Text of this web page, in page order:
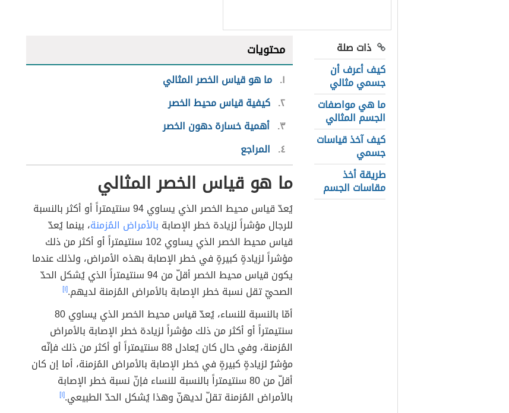
ذات صلة
كيف أعرف أن
جسمي مثالي
ما هي مواصفات
الجسم المثالي
كيف آخذ قياسات
جسمي
طريقة أخذ
مقاسات الجسم
محتويات
١ ما هو قياس الخصر المثالي
٢ كيفية قياس محيط الخصر
٣ أهمية خسارة دهون الخصر
٤ المراجع
ما هو قياس الخصر المثالي
يُعدّ قياس محيط الخصر الذي يساوي 94 سنتيمتراً أو أكثر بالنسبة
للرجال مؤشراً لزيادة خطر الإصابة بالأمراض المُزمنة، بينما يُعدّ
قياس محيط الخصر الذي يساوي 102 سنتيمتراً أو أكثر من ذلك
مؤشراً لزيادةٍ كبيرةٍ في خطر الإصابة بهذه الأمراض، ولذلك عندما
يكون قياس محيط الخصر أقلّ من 94 سنتيمتراً الذي يُشكل الحدّ
الصحيّ تقل نسبة خطر الإصابة بالأمراض المُزمنة لديهم.[١]
أمّا بالنسبة للنساء، يُعدّ قياس محيط الخصر الذي يساوي 80
سنتيمتراً أو أكثر من ذلك مؤشراً لزيادة خطر الإصابة بالأمراض
المُزمنة، وفي حال كان يُعادل 88 سنتيمتراً أو أكثر من ذلك فإنّه
مؤشرٌ لزيادةٍ كبيرةٍ في خطر الإصابة بالأمراض المُزمنة، أما إن كان
أقلّ من 80 سنتيمتراً بالنسبة للنساء فإنّ نسبة خطر الإصابة
بالأمراض المُزمنة تقلّ لديهنّ وهذا يُشكل الحدّ الطبيعي.[١]